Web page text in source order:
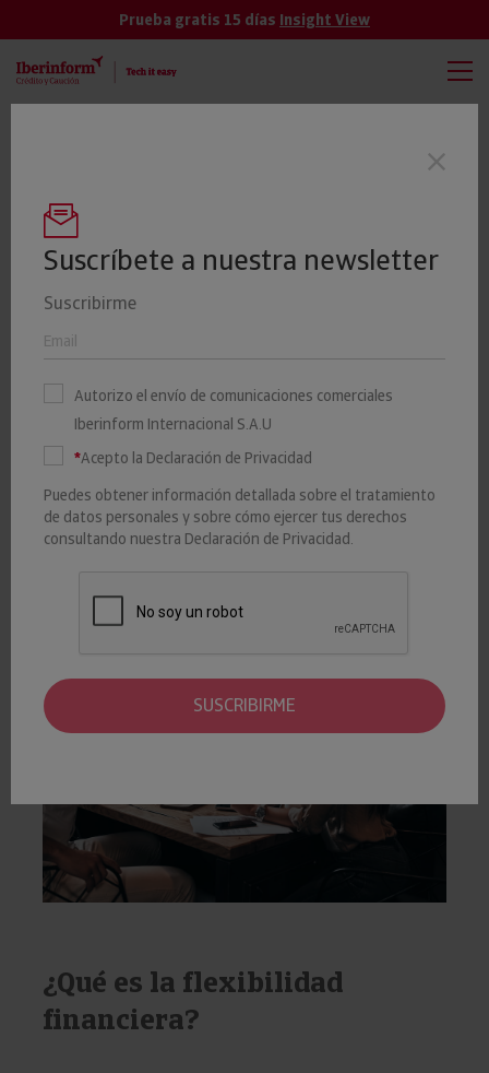
Prueba gratis 15 días Insight View
Últimas noticias
¿Qué es la flexibilidad
financiera? | Iberinform
18 OCTUBRE 2021
Iberinform
FINANZAS-Y-RIESGOS
Es la capacidad de una empresa paraadaptarse a los cambios
del entorno financiero, y obtener losfondos que financien su
Suscríbete a nuestra newsletter
Suscribirme
Autorizo el envío de comunicaciones comerciales
Iberinform Internacional S.A.U
*Acepto la Declaración de Privacidad
Puedes obtener información detallada sobre el tratamiento
de datos personales y sobre cómo ejercer tus derechos
consultando nuestra Declaración de Privacidad.
SUSCRIBIRME
¿Qué es la flexibilidad
financiera?